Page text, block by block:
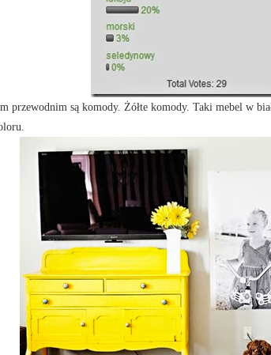
przewodnim są komody. Żółte komody. Taki mebel w